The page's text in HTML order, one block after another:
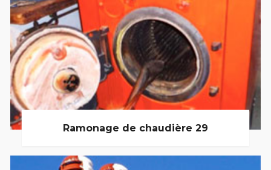
Ramonage de chaudière 29